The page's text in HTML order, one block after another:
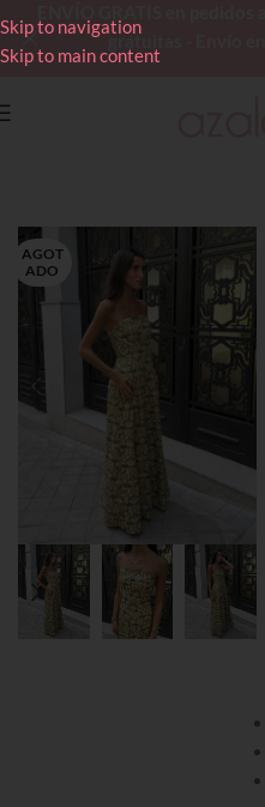
Skip to navigation
Skip to main content
gratuitas - Envío
AGOT
ADO